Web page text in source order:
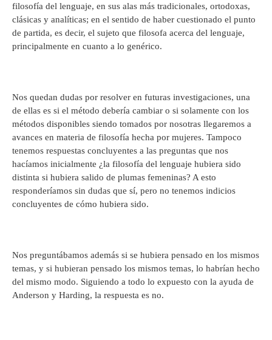
filosofía del lenguaje, en sus alas más tradicionales, ortodoxas,
clásicas y analíticas; en el sentido de haber cuestionado el punto
de partida, es decir, el sujeto que filosofa acerca del lenguaje,
principalmente en cuanto a lo genérico.
Nos quedan dudas por resolver en futuras investigaciones, una
de ellas es si el método debería cambiar o si solamente con los
métodos disponibles siendo tomados por nosotras llegaremos a
avances en materia de filosofía hecha por mujeres. Tampoco
tenemos respuestas concluyentes a las preguntas que nos
hacíamos inicialmente ¿la filosofía del lenguaje hubiera sido
distinta si hubiera salido de plumas femeninas? A esto
responderíamos sin dudas que sí, pero no tenemos indicios
concluyentes de cómo hubiera sido.
Nos preguntábamos además si se hubiera pensado en los mismos
temas, y si hubieran pensado los mismos temas, lo habrían hecho
del mismo modo. Siguiendo a todo lo expuesto con la ayuda de
Anderson y Harding, la respuesta es no.